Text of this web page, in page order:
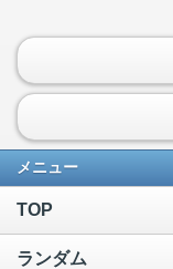
メニュー
TOP
ランダム